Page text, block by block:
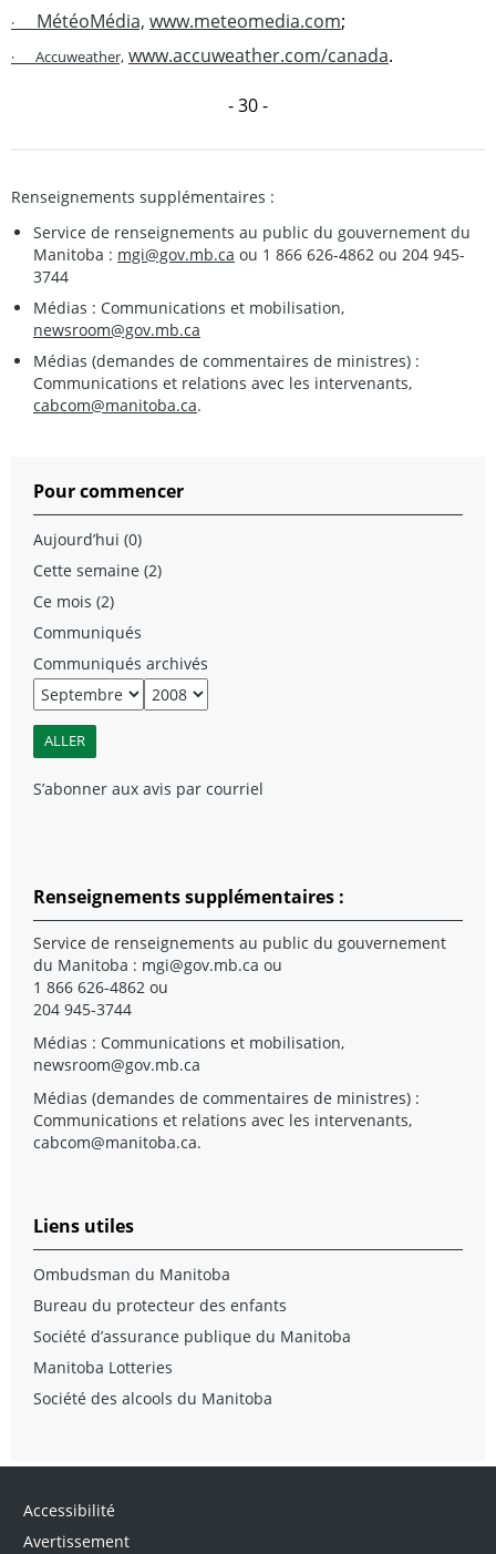
· MétéoMédia, www.meteomedia.com;
· Accuweather, www.accuweather.com/canada.
- 30 -
Renseignements supplémentaires :
Service de renseignements au public du gouvernement du
Manitoba : mgi@gov.mb.ca ou 1 866 626-4862 ou 204 945-
3744
Médias : Communications et mobilisation,
newsroom@gov.mb.ca
Médias (demandes de commentaires de ministres) :
Communications et relations avec les intervenants,
cabcom@manitoba.ca.
Pour commencer
Aujourd’hui (0)
Cette semaine (2)
Ce mois (2)
Communiqués
Communiqués archivés
S’abonner aux avis par courriel
Renseignements supplémentaires :
Service de renseignements au public du gouvernement
du Manitoba : mgi@gov.mb.ca ou
1 866 626-4862 ou
204 945-3744
Médias : Communications et mobilisation,
newsroom@gov.mb.ca
Médias (demandes de commentaires de ministres) :
Communications et relations avec les intervenants,
cabcom@manitoba.ca.
Liens utiles
Ombudsman du Manitoba
Bureau du protecteur des enfants
Société d’assurance publique du Manitoba
Manitoba Lotteries
Société des alcools du Manitoba
Accessibilité
Avertissement